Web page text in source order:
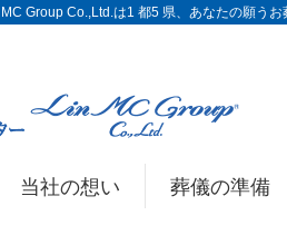
Group Co.,Ltd.は1 都5 県、あなたの願うお
当社の想い 葬儀の準備